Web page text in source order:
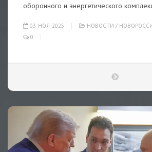
оборонного и энергетического
03-НОЯ-2025 НОВОСТИ /
0